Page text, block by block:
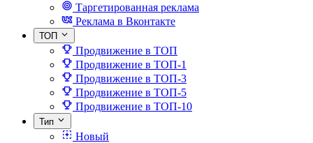
Таргетированная реклама
Реклама в Вконтакте
ТОП
Продвижение в ТОП
Продвижение в ТОП-1
Продвижение в ТОП-3
Продвижение в ТОП-5
Продвижение в ТОП-10
Тип
Новый